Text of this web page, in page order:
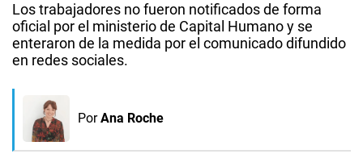
Los trabajadores no fueron notificados de forma
oficial por el ministerio de Capital Humano y se
enteraron de la medida por el comunicado difundido
en redes sociales.
Por Ana Roche